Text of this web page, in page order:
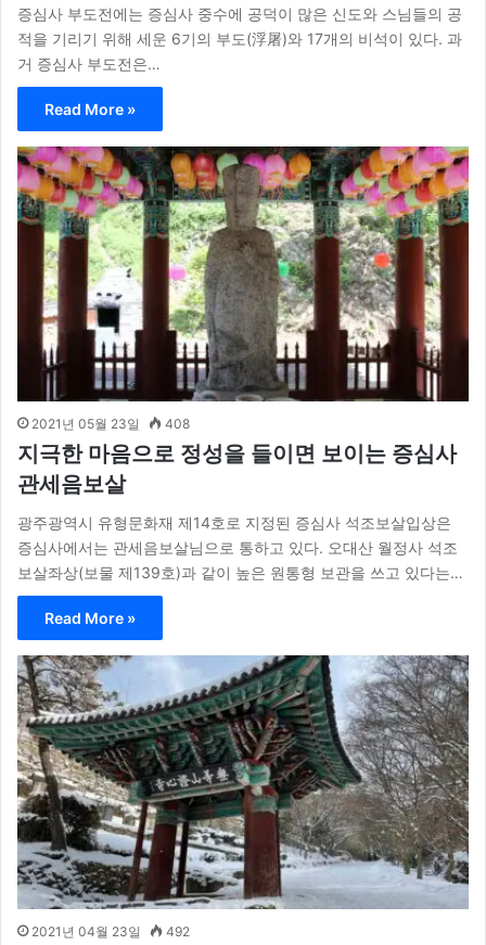
증심사 부도전에는 증심사 중수에 공덕이 많은 신도와 스님들의 공
적을 기리기 위해 세운 6기의 부도(浮屠)와 17개의 비석이 있다. 과
거 증심사 부도전은…
Read More »
2021년 05월 23일 408
지극한 마음으로 정성을 들이면 보이는 증심사
관세음보살
광주광역시 유형문화재 제14호로 지정된 증심사 석조보살입상은
증심사에서는 관세음보살님으로 통하고 있다. 오대산 월정사 석조
보살좌상(보물 제139호)과 같이 높은 원통형 보관을 쓰고 있다는…
Read More »
2021년 04월 23일 492